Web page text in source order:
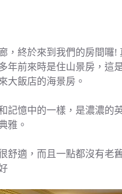
，終於來到我們的房間囉!
年前來時是住山景房，這
大飯店的海景房。
記憶中的一樣，是濃濃的
雅。
舒適，而且一點都沒有老